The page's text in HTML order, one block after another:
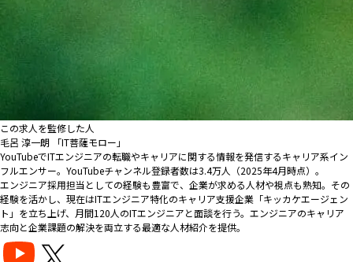
この求人を監修した人
毛呂 淳一朗 「IT菩薩モロー」
YouTubeでITエンジニアの転職やキャリアに関する情報を発信するキャリア系イン
フルエンサー。YouTubeチャンネル登録者数は3.4万人（2025年4月時点）。
エンジニア採用担当としての経験も豊富で、企業が求める人材や視点も熟知。その
経験を活かし、現在はITエンジニア特化のキャリア支援企業「キッカケエージェン
ト」を立ち上げ、月間120人のITエンジニアと面談を行う。エンジニアのキャリア
志向と企業課題の解決を両立する最適な人材紹介を提供。